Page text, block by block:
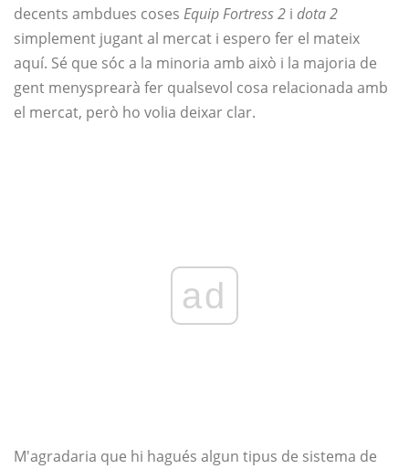
decents ambdues coses Equip Fortress 2 i dota 2
simplement jugant al mercat i espero fer el mateix
aquí. Sé que sóc a la minoria amb això i la majoria de
gent menysprearà fer qualsevol cosa relacionada amb
el mercat, però ho volia deixar clar.
ad
M'agradaria que hi hagués algun tipus de sistema de